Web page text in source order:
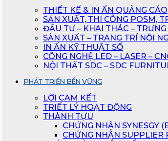
THIẾT KẾ & IN ẤN QUẢNG CÁO
SẢN XUẤT, THI CÔNG POSM,
ĐẦU TƯ – KHAI THÁC –
SẢN XUẤT – TRANG TRÍ NỘI
IN ẤN KỸ THUẬT SỐ
CÔNG NGHỆ LED – LASER –
NỘI THẤT SDC – SDC
PHÁT TRIỂN BỀN VỮNG
LỜI CAM KẾT
TRIẾT LÝ HOẠT ĐỘNG
THÀNH TỰU
CHỨNG NHẬN SYNESGY
CHỨNG NHẬN SUPPLIER